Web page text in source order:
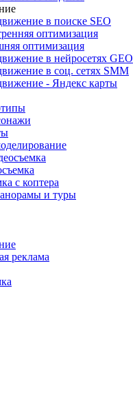
в поиске SEO
оптимизация
оптимизация
в нейросетях GEO
в соц. сетях SMM
- Яндекс карты
с коптера
и туры
реклама